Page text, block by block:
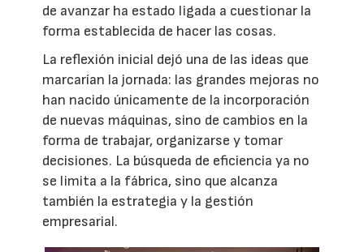
de avanzar ha estado ligada a cuestionar la
forma establecida de hacer las cosas.
La reflexión inicial dejó una de las ideas que
marcarían la jornada: las grandes mejoras no
han nacido únicamente de la incorporación
de nuevas máquinas, sino de cambios en la
forma de trabajar, organizarse y tomar
decisiones. La búsqueda de eficiencia ya no
se limita a la fábrica, sino que alcanza
también la estrategia y la gestión
empresarial.